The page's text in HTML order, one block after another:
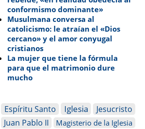
conformismo dominante»
Musulmana conversa al
catolicismo: le atraían el «Dios
cercano» y el amor conyugal
cristianos
La mujer que tiene la fórmula
para que el matrimonio dure
mucho
Espíritu Santo Iglesia
Jesucristo
Juan Pablo II
Magisterio de la Iglesia